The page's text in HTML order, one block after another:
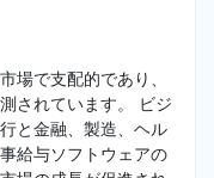
場で支配的であり、
されています。 ビジ
と金融、製造、ヘル
給与ソフトウェアの